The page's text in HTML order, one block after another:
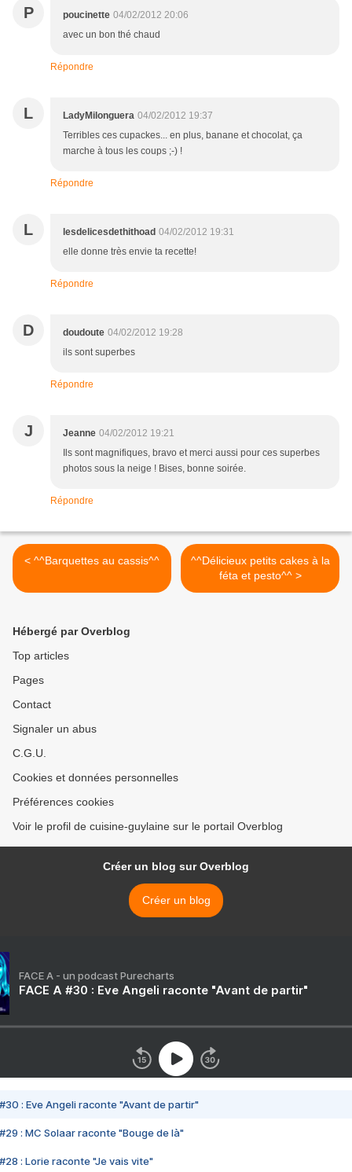
P poucinette 04/02/2012 20:06
avec un bon thé chaud
Répondre
L LadyMilonguera 04/02/2012 19:37
Terribles ces cupackes... en plus, banane et chocolat, ça
marche à tous les coups ;-) !
Répondre
L lesdelicesdethithoad 04/02/2012 19:31
elle donne très envie ta recette!
Répondre
D doudoute 04/02/2012 19:28
ils sont superbes
Répondre
J Jeanne 04/02/2012 19:21
Ils sont magnifiques, bravo et merci aussi pour ces superbes
photos sous la neige ! Bises, bonne soirée.
Répondre
< ^^Barquettes au cassis^^
^^Délicieux petits cakes à la
féta et pesto^^ >
Hébergé par Overblog
Top articles
Pages
Contact
Signaler un abus
C.G.U.
Cookies et données personnelles
Préférences cookies
Voir le profil de cuisine-guylaine sur le portail Overblog
Créer un blog sur Overblog
Créer un blog
FACE A - un podcast Purecharts
FACE A #30 : Eve Angeli raconte "Avant de partir"
#30 : Eve Angeli raconte "Avant de partir"
#29 : MC Solaar raconte "Bouge de là"
#28 : Lorie raconte "Je vais vite"